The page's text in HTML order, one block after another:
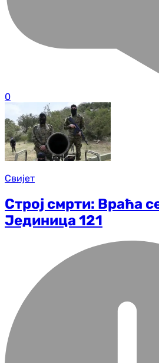
0
Свијет
Строј смрти: Враћа
Јединица 121